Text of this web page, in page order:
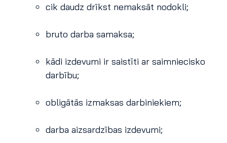
cik daudz drīkst nemaksāt nodokli;
bruto darba samaksa;
kādi izdevumi ir saistīti ar saimniecisko
darbību;
obligātās izmaksas darbiniekiem;
darba aizsardzības izdevumi;